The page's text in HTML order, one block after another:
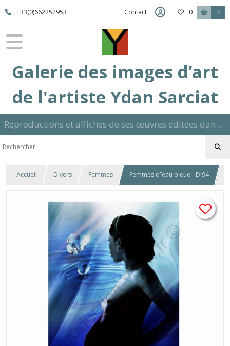
+33(0)662252953 Contact 0 0
Galerie des images d’art
de l'artiste Ydan Sarciat
Reproductions et affiches de ses œuvres éditées dans son atelier sur papier ou toile dans différents formats et signées manuscrite
Accueil Divers Femmes Femmes d’’eau bleue - DI94